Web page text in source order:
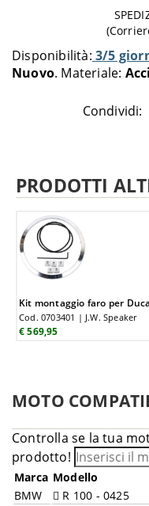
Disponibilità: 3/5
Nuovo Materiale:
Condividi:
carrello
PRODOTTI
Kit montaggio faro per
Cod. 0703401 | J.W. Speaker
€ 569,95
MOTO
Controlla se la tua
prodotto!
Marca Modello
BMW
R 100 - 0425